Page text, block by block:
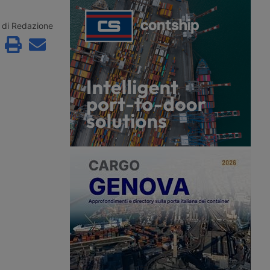
oltre 24 ore vicino
Spagna, con
superiori ai 42 gradi e
funzionante.
i ritardi
stradale.
soffre di una carenza strutturale di
conducenti. Il provvedimento giunge
dopo la revoca delle patenti a circa
200mila immigrati con status
temporaneo.
di Redazione